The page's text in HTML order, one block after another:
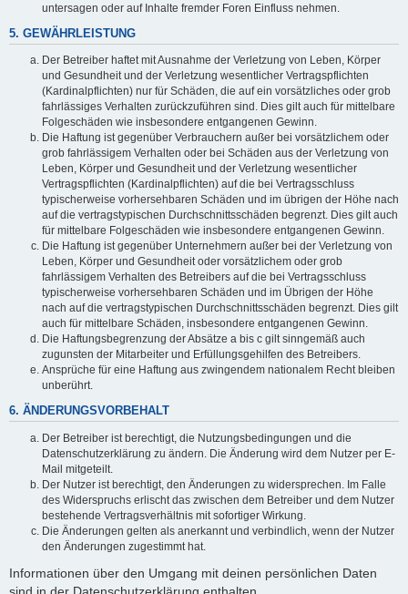
untersagen oder auf Inhalte fremder Foren Einfluss nehmen.
5. GEWÄHRLEISTUNG
Der Betreiber haftet mit Ausnahme der Verletzung von Leben, Körper
und Gesundheit und der Verletzung wesentlicher Vertragspflichten
(Kardinalpflichten) nur für Schäden, die auf ein vorsätzliches oder grob
fahrlässiges Verhalten zurückzuführen sind. Dies gilt auch für mittelbare
Folgeschäden wie insbesondere entgangenen Gewinn.
Die Haftung ist gegenüber Verbrauchern außer bei vorsätzlichem oder
grob fahrlässigem Verhalten oder bei Schäden aus der Verletzung von
Leben, Körper und Gesundheit und der Verletzung wesentlicher
Vertragspflichten (Kardinalpflichten) auf die bei Vertragsschluss
typischerweise vorhersehbaren Schäden und im übrigen der Höhe nach
auf die vertragstypischen Durchschnittsschäden begrenzt. Dies gilt auch
für mittelbare Folgeschäden wie insbesondere entgangenen Gewinn.
Die Haftung ist gegenüber Unternehmern außer bei der Verletzung von
Leben, Körper und Gesundheit oder vorsätzlichem oder grob
fahrlässigem Verhalten des Betreibers auf die bei Vertragsschluss
typischerweise vorhersehbaren Schäden und im Übrigen der Höhe
nach auf die vertragstypischen Durchschnittsschäden begrenzt. Dies gilt
auch für mittelbare Schäden, insbesondere entgangenen Gewinn.
Die Haftungsbegrenzung der Absätze a bis c gilt sinngemäß auch
zugunsten der Mitarbeiter und Erfüllungsgehilfen des Betreibers.
Ansprüche für eine Haftung aus zwingendem nationalem Recht bleiben
unberührt.
6. ÄNDERUNGSVORBEHALT
Der Betreiber ist berechtigt, die Nutzungsbedingungen und die
Datenschutzerklärung zu ändern. Die Änderung wird dem Nutzer per E-
Mail mitgeteilt.
Der Nutzer ist berechtigt, den Änderungen zu widersprechen. Im Falle
des Widerspruchs erlischt das zwischen dem Betreiber und dem Nutzer
bestehende Vertragsverhältnis mit sofortiger Wirkung.
Die Änderungen gelten als anerkannt und verbindlich, wenn der Nutzer
den Änderungen zugestimmt hat.
Informationen über den Umgang mit deinen persönlichen Daten